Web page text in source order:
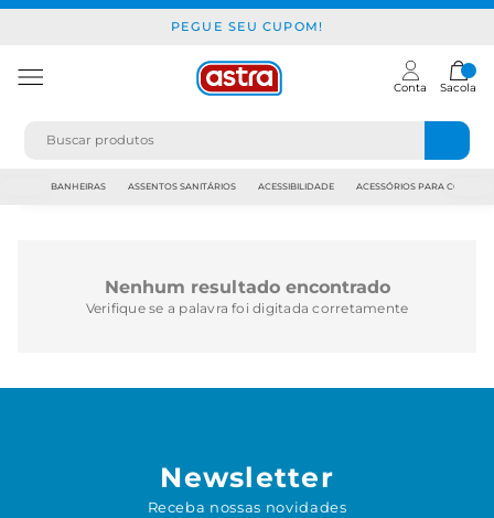
PEGUE SEU CUPOM!
Conta Sacola
BANHEIRAS ASSENTOS SANITÁRIOS ACESSIBILIDADE ACESSÓRIOS PARA
Nenhum resultado encontrado
Verifique se a palavra foi digitada corretamente
Newsletter
Receba nossas novidades